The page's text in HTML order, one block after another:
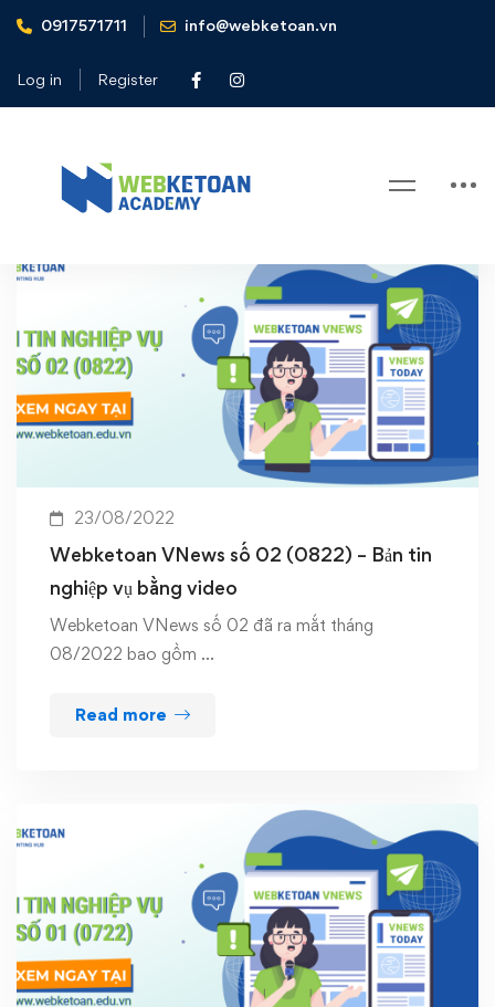
0917571711 info@webketoan.vn
Log in Register
Home webketoan vnews
Tag: webketoan vnews
23/08/2022
Webketoan VNews số 02 (0822) – Bản tin
nghiệp vụ bằng video
Webketoan VNews số 02 đã ra mắt tháng
08/2022 bao gồm …
Read more